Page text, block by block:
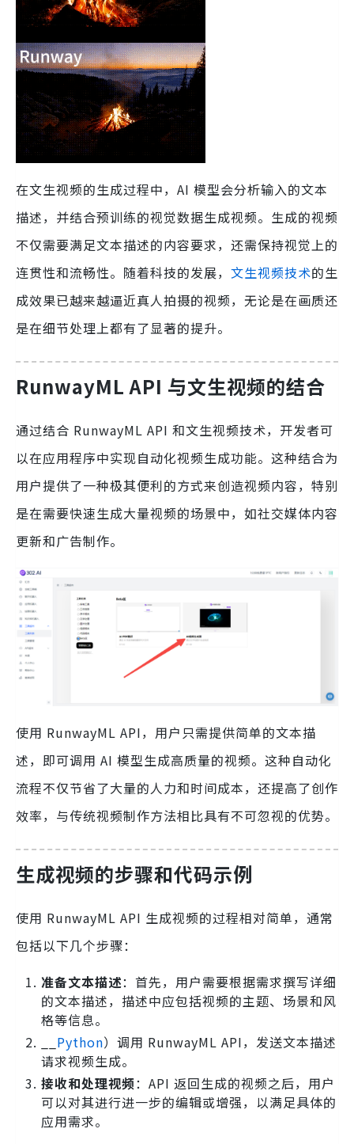
在文生视频的生成过程中，AI 模型会分析输入的文本
描述，并结合预训练的视觉数据生成视频。生成的视频
不仅需要满足文本描述的内容要求，还需保持视觉上的
连贯性和流畅性。随着科技的发展， 文生视频技术的生
成效果已越来越逼近真人拍摄的视频，无论是在画质还
是在细节处理上都有了显著的提升。
RunwayML API 与文生视频的结合
通过结合 RunwayML API 和文生视频技术，开发者可
以在应用程序中实现自动化视频生成功能。这种结合为
用户提供了一种极其便利的方式来创造视频内容，特别
是在需要快速生成大量视频的场景中，如社交媒体内容
更新和广告制作。
使用 RunwayML API，用户只需提供简单的文本描
述，即可调用 AI 模型生成高质量的视频。这种自动化
流程不仅节省了大量的人力和时间成本，还提高了创作
效率，与传统视频制作方法相比具有不可忽视的优势。
生成视频的步骤和代码示例
使用 RunwayML API 生成视频的过程相对简单，通常
包括以下几个步骤：
准备文本描述：首先，用户需要根据需求撰写详细
的文本描述，描述中应包括视频的主题、场景和风
格等信息。
Python）调用 RunwayML API，发送文本描述
请求视频生成。
接收和处理视频：API 返回生成的视频之后，用户
可以对其进行进一步的编辑或增强，以满足具体的
应用需求。